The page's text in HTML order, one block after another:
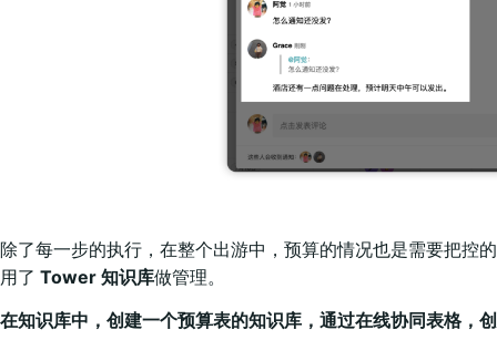
除了每一步的执行，在整个出游中，预算的情况也是需要把控
用了 Tower 知识库做管理。
在知识库中，创建一个预算表的知识库，通过在线协同表格，